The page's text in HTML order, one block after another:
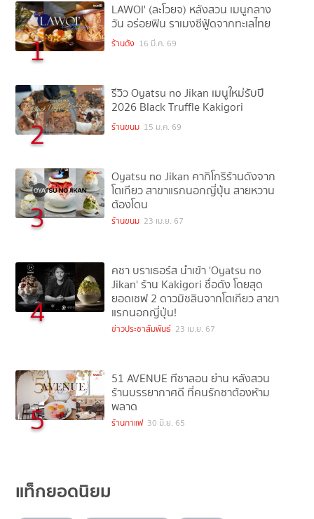
1
LAWOI' (ละโวยจ) หลังสวน เมนูกลาง
วัน อร่อยฟิน ราเมงซีฟู้ดจากทะเลไทย
ร้านดัง 16 มี.ค. 69
2
รีวิว Oyatsu no Jikan เมนูใหม่รับปี
2026 Black Truffle Kakigori
ร้านขนม 15 ม.ค. 69
3
Oyatsu no Jikan คากิโกริร้านดังจาก
โตเกียว สาขาแรกนอกญี่ปุ่น สายหวาน
ต้องโดน
ร้านขนม 23 เม.ย. 67
4
คชา บราเธอร์ส นำเข้า 'Oyatsu no
Jikan' ร้าน Kakigori ชื่อดัง โดยสุด
ยอดเชฟ 2 ดาวมิชลินจากโตเกียว สาขา
แรกนอกญี่ปุ่น!
ข่าวประชาสัมพันธ์ 23 เม.ย. 67
5
51 AVENUE ทีซาลอน ย่าน หลังสวน
ร้านบรรยากาศดี ที่คนรักชาต้องห้าม
พลาด
ร้านกาแฟ 30 มิ.ย. 65
แท็กยอดนิยม